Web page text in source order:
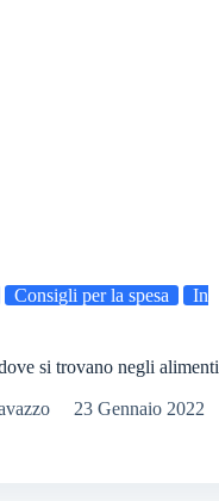
Consigli per la spesa
In
si trovano negli alimenti
23 Gennaio 2022